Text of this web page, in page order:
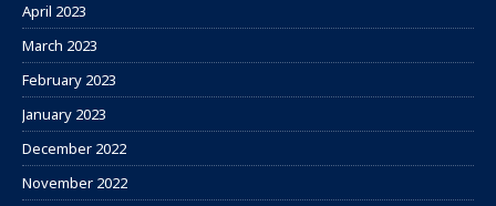
April 2023
March 2023
February 2023
January 2023
December 2022
November 2022